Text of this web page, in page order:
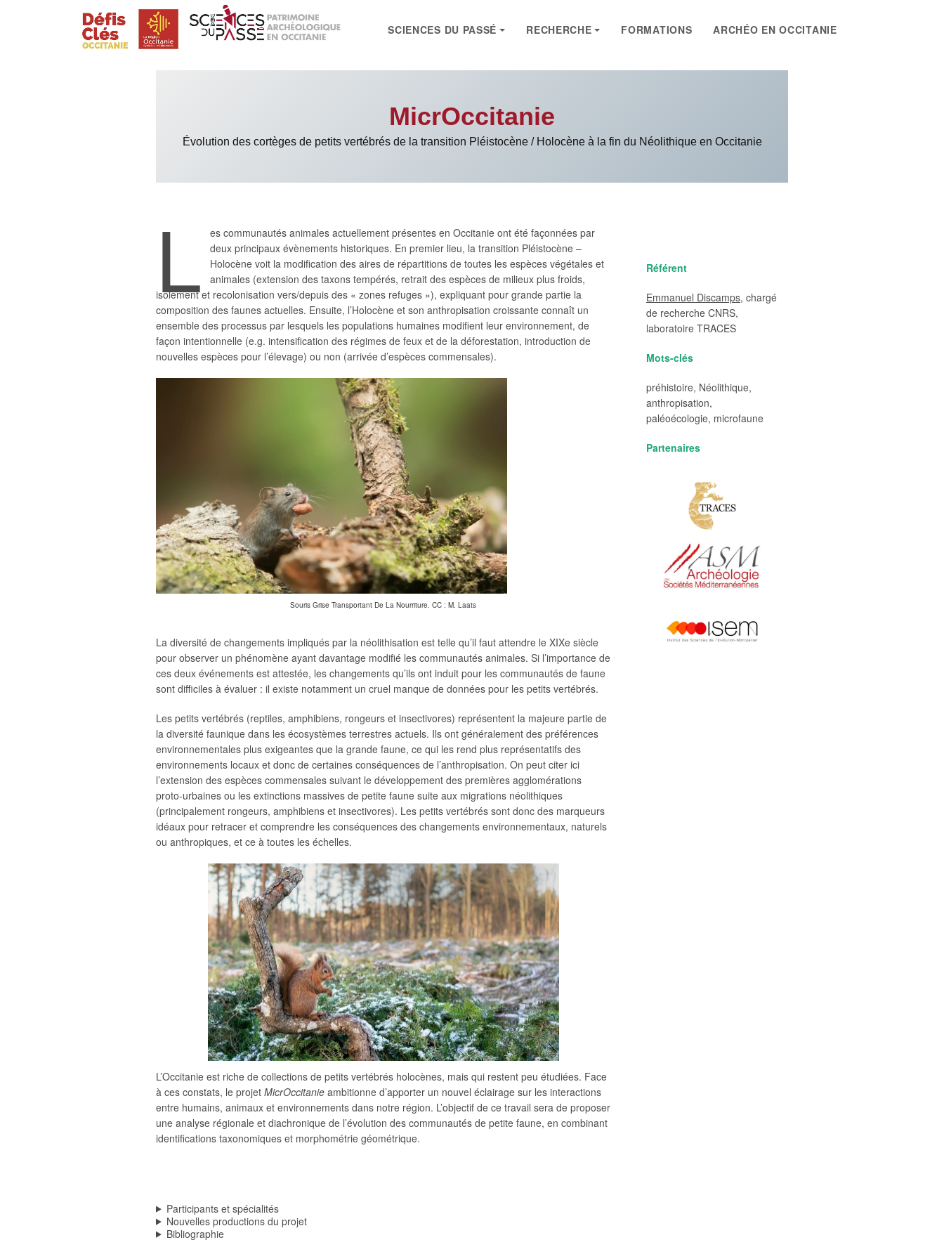
SCIENCES DU PASSÉ
RECHERCHE FORMATIONS ARCHÉO EN OCCITANIE
MicrOccitanie
Évolution des cortèges de petits vertébrés de la transition Pléistocène / Holocène à la fin du Néolithique en Occitanie
L
es communautés animales actuellement présentes en Occitanie ont été façonnées par
deux principaux évènements historiques. En premier lieu, la transition Pléistocène –
Holocène voit la modification des aires de répartitions de toutes les espèces végétales et
animales (extension des taxons tempérés, retrait des espèces de milieux plus froids,
isolement et recolonisation vers/depuis des « zones refuges »), expliquant pour grande partie la
composition des faunes actuelles. Ensuite, l’Holocène et son anthropisation croissante connaît un
ensemble des processus par lesquels les populations humaines modifient leur environnement, de
façon intentionnelle (e.g. intensification des régimes de feux et de la déforestation, introduction de
nouvelles espèces pour l’élevage) ou non (arrivée d’espèces commensales).
Souris Grise Transportant De La Nourriture. CC : M. Laats
La diversité de changements impliqués par la néolithisation est telle qu’il faut attendre le XIXe siècle
pour observer un phénomène ayant davantage modifié les communautés animales. Si l’importance de
ces deux événements est attestée, les changements qu’ils ont induit pour les communautés de faune
sont difficiles à évaluer : il existe notamment un cruel manque de données pour les petits vertébrés.
Les petits vertébrés (reptiles, amphibiens, rongeurs et insectivores) représentent la majeure partie de
la diversité faunique dans les écosystèmes terrestres actuels. Ils ont généralement des préférences
environnementales plus exigeantes que la grande faune, ce qui les rend plus représentatifs des
environnements locaux et donc de certaines conséquences de l’anthropisation. On peut citer ici
l’extension des espèces commensales suivant le développement des premières agglomérations
proto-urbaines ou les extinctions massives de petite faune suite aux migrations néolithiques
(principalement rongeurs, amphibiens et insectivores). Les petits vertébrés sont donc des marqueurs
idéaux pour retracer et comprendre les conséquences des changements environnementaux, naturels
ou anthropiques, et ce à toutes les échelles.
L’Occitanie est riche de collections de petits vertébrés holocènes, mais qui restent peu étudiées. Face
à ces constats, le projet MicrOccitanie ambitionne d’apporter un nouvel éclairage sur les interactions
entre humains, animaux et environnements dans notre région. L’objectif de ce travail sera de proposer
une analyse régionale et diachronique de l’évolution des communautés de petite faune, en combinant
identifications taxonomiques et morphométrie géométrique.
Référent
Emmanuel Discamps, chargé
de recherche CNRS,
laboratoire TRACES
Mots-clés
préhistoire, Néolithique,
anthropisation,
paléoécologie, microfaune
Partenaires
Participants et spécialités
Nouvelles productions du projet
Bibliographie